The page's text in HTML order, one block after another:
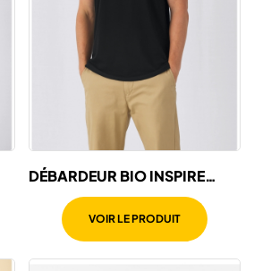
DÉBARDEUR BIO INSPIRE
HOMME
VOIR LE PRODUIT